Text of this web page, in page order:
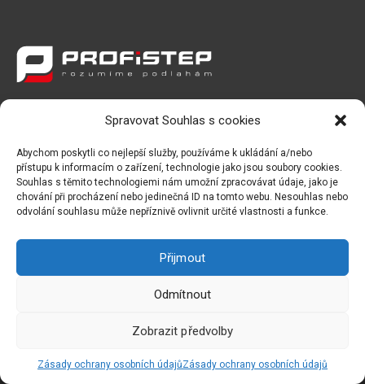
Spravovat Souhlas s cookies
Abychom poskytli co nejlepší služby, používáme k ukládání a/nebo
přístupu k informacím o zařízení, technologie jako jsou soubory cookies.
Souhlas s těmito technologiemi nám umožní zpracovávat údaje, jako je
chování při procházení nebo jedinečná ID na tomto webu. Nesouhlas nebo
odvolání souhlasu může nepříznivě ovlivnit určité vlastnosti a funkce.
Přijmout
Odmítnout
Zobrazit předvolby
Zásady ochrany osobních údajůZásady ochrany osobních údajů
Počernická 120, 360 01 Karlovy Vary
E-mail:profistep@profistep.cz
Telefon:+420 702 162 205
2026 © Profistep s.r.o. | Vytvořil studio
Dodavatel je registrován pod spisovou značkou oddíl C,
vložka 19416 ze dne 5. 2. 2007 u Krajský soud v Plzni.